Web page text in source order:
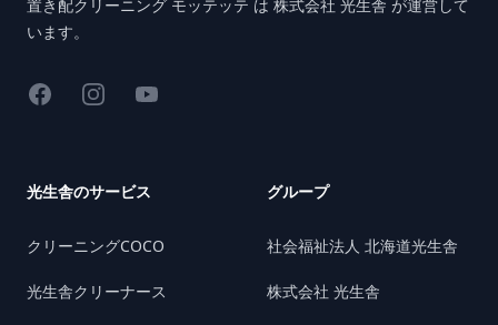
置き配クリーニング モッテッテ は 株式会社 光生舎 が運営して
います。
FacebookInstagramYouTube
光生舎のサービス
クリーニングCOCO
光生舎クリーナース
グループ
社会福祉法人 北海道光生舎
株式会社 光生舎